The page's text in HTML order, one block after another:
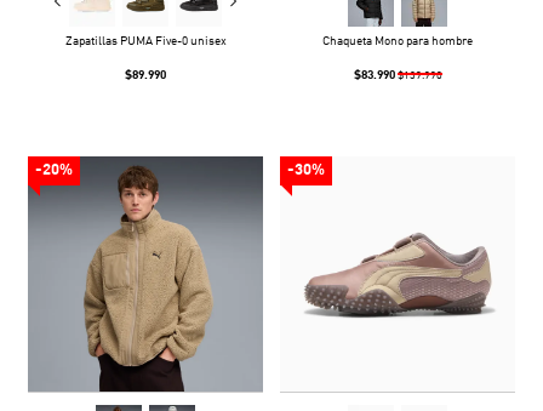
Zapatillas PUMA Five-0 unisex
$89.990
Chaqueta Mono para hombre
$83.990 $139.990
-20% -30%